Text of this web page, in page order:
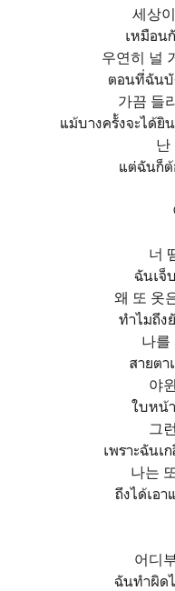
세상
เหมือน
우연히 널
ตอนที่ฉันบั
가끔 들
แม้บางครั้งจะได้ยิ
난
แต่ฉันก็ต้
너
ฉันเจ็
왜 또 옷
ทำไมถึง
나를
สายตา
야
ใบหน้
그
เพราะฉันเ
나는
ถึงได้เอ
어디
ฉันทำผิด